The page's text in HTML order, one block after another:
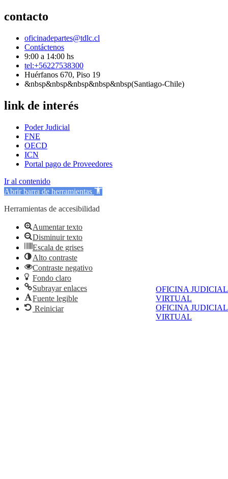
OFICINA JUDICIAL
VIRTUAL
OFICINA JUDICIAL
VIRTUAL
contacto
oficinadepartes@tdlc.cl
Contáctenos
9:00 a 14:00 hs
tel:+56227538300
Huérfanos 670, Piso 19
&nbsp&nbsp&nbsp&nbsp&nbsp(Santiago-Chile)
link de interés
Poder Judicial
FNE
OECD
ICN
Portal pago de Proveedores
Ir al contenido
Abrir barra de herramientas
Herramientas de accesibilidad
Aumentar texto
Disminuir texto
Escala de grises
Alto contraste
Contraste negativo
Fondo claro
Subrayar enlaces
Fuente legible
Reiniciar